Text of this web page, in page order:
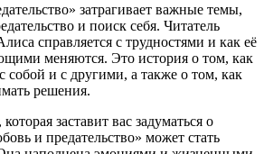
затрагивает важные темы,
и поиск себя. Читатель
справляется с трудностями и как её
меняются. Это история о том, как
собой и с другими, а также о том, как
решения.
заставит вас задуматься о
и предательство» может стать